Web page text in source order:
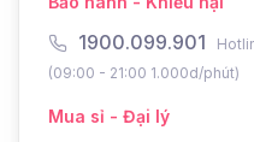
1900.099.901
(09:00 - 21:00 1.000d/phút)
Mua sỉ - Đại lý